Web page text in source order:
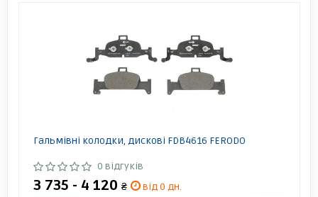
Гальмівні колодки, дискові FDB4616 FERODO
0 відгуків
3 735 - 4 120 ₴
від 0 дн.